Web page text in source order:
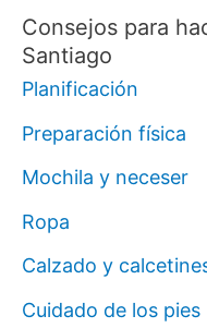
Consejos para
Santiago
Planificación
Preparación física
Mochila y neceser
Ropa
Calzado y
Cuidado de los pies